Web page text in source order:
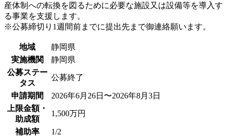
産体制への転換を図るために必要な施設又は設備等を導入す
る事業を支援します。
※公募締切り1週間前までに提出先まで御連絡願います。
地域
静岡県
実施機関
静岡県
公募ステー
タス
公募終了
申請期間
2026年6月26日〜2026年8月3日
上限金額・
助成額
1,500万円
補助率 1/2